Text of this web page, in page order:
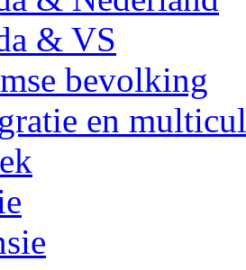
& VS
bevolking
en